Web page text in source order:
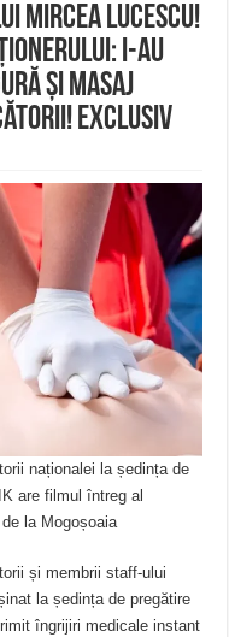
Mircea Lucescu!
i-au
și masaj
Exclusiv
naționalei la ședința de
are filmul întreg al
la Mogoșoaia
și membrii staff-ului
la ședința de pregătire
îngrijiri medicale instant